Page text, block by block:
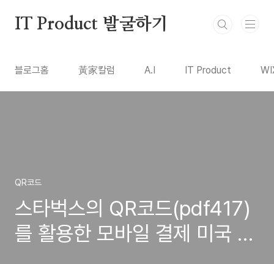
IT Product 발굴하기
블로그홈 黃家칼럼 A.I IT Product
QR코드
스타벅스의 QR코드(pdf417)
를 활용한 모바일 결제 미국 전